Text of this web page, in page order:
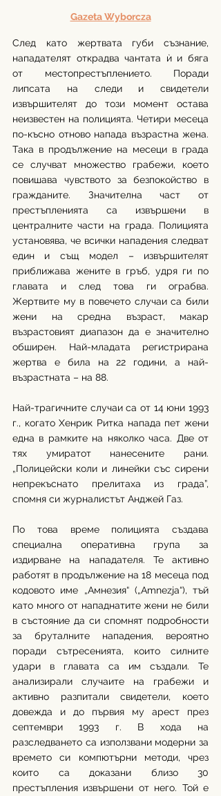
Gazeta Wyborcza
След като жертвата губи съзнание,
нападателят открадва чантата ѝ и бяга
от местопрестъплението. Поради
липсата на следи и свидетели
извършителят до този момент остава
неизвестен на полицията. Четири месеца
по-късно отново напада възрастна жена.
Така в продължение на месеци в града
се случват множество грабежи, което
повишава чувството за безпокойство в
гражданите. Значителна част от
престъпленията са извършени в
централните части на града. Полицията
установява, че всички нападения следват
един и същ модел – извършителят
приближава жените в гръб, удря ги по
главата и след това ги ограбва.
Жертвите му в повечето случаи са били
жени на средна възраст, макар
възрастовият диапазон да е значително
обширен. Най-младата регистрирана
жертва е била на 22 години, а най-
възрастната – на 88.
Най-трагичните случаи са от 14 юни 1993
г., когато Хенрик Ритка напада пет жени
една в рамките на няколко часа. Две от
тях умиратот нанесените рани.
„Полицейски коли и линейки със сирени
непрекъснато прелитаха из града”,
спомня си журналистът Анджей Газ.
По това време полицията създава
специална оперативна група за
издирване на нападателя. Те активно
работят в продължение на 18 месеца под
кодовото име „Амнезия“ („Amnezja“), тъй
като много от нападнатите жени не били
в състояние да си спомнят подробности
за бруталните нападения, вероятно
поради сътресенията, които силните
удари в главата са им създали. Те
анализирали случаите на грабежи и
активно разпитали свидетели, което
довежда и до първия му арест през
септември 1993 г. В хода на
разследването са използвани модерни за
времето си компютърни методи, чрез
които са доказани близо 30
престъпления извършени от него. Той е